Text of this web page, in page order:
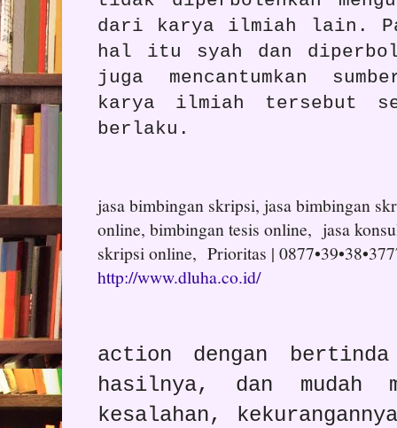
dari karya ilmiah lain.
hal itu syah dan
juga mencantumkan
karya ilmiah tersebut
berlaku.
jasa bimbingan skripsi, jasa bimbingan
online, bimbingan tesis online, jasa
skripsi online, Prioritas |
http://www.dluha.co.id/
action dengan
hasilnya, dan mudah
kesalahan,